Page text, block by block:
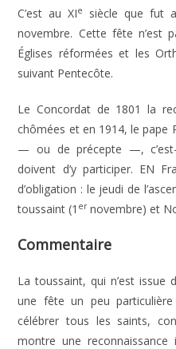
C’est au XIe
siècle que fut
novembre. Cette fête n’est
Églises réformées et les
suivant Pentecôte.
Le Concordat de 1801 la
chômées et en 1914, le pape
— ou de précepte —,
doivent d’y participer. EN
d’obligation : le jeudi de
toussaint (1 ernovembre) et
Commentaire
La toussaint, qui n’est issue
une fête un peu
célébrer tous les saints,
montre une reconnaissance